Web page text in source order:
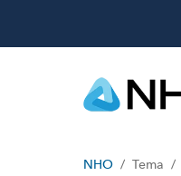
NHO Tema